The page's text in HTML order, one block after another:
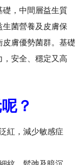
，中間層益生質
生菌營養及皮膚保
膚優勢菌群。基礎
安全、穩定又高
？
紅，減少敏感症